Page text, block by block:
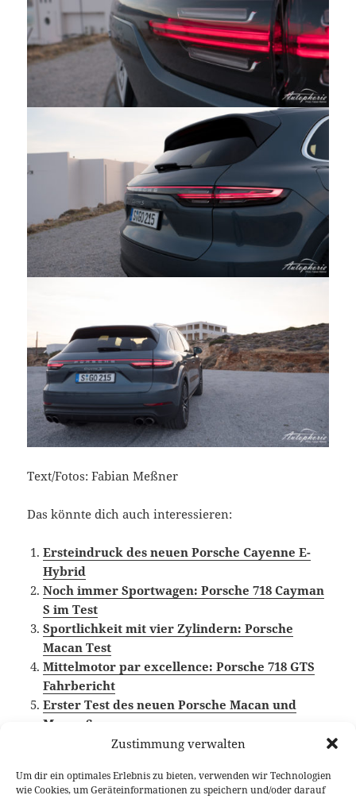
Zustimmung verwalten
Um dir ein optimales Erlebnis zu bieten, verwenden wir Technologien
wie Cookies, um Geräteinformationen zu speichern und/oder darauf
Text/Fotos: Fabian Meßner
Das könnte dich auch interessieren:
Ersteindruck des neuen Porsche Cayenne E-
Hybrid
Noch immer Sportwagen: Porsche 718 Cayman
S im Test
Sportlichkeit mit vier Zylindern: Porsche
Macan Test
Mittelmotor par excellence: Porsche 718 GTS
Fahrbericht
Erster Test des neuen Porsche Macan und
Macan S